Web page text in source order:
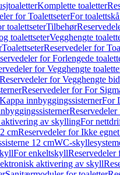
Komplette toaletter
for ToalettseterFor
toalettseterTilbehør
toalettseterVegghengte
ToalettseterReservedeler for
for Forlengede
for Vegghengte
Reservedeler for Vegghengte
Reservedeler for For
innbyggingssisternerFor
av skyllingFor
cmReservedeler for Ikke
12 cmWC-
For enkeltskyll
aktivering av skyll